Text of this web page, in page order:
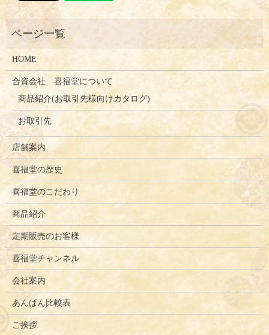
HOME
合資会社 喜福堂について
商品紹介(お取引先様向けカタログ)
お取引先
店舗案内
喜福堂の歴史
喜福堂のこだわり
商品紹介
定期販売のお客様
喜福堂チャンネル
会社案内
あんぱん比較表
ご挨拶